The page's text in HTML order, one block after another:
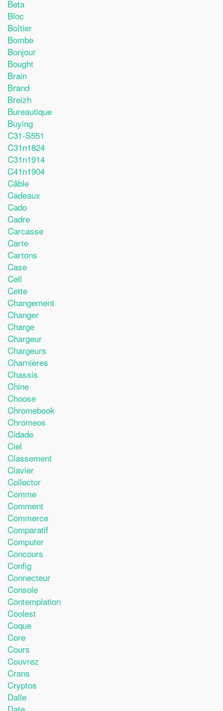
Beta
Bloc
Boîtier
Bombe
Bonjour
Bought
Brain
Brand
Breizh
Bureautique
Buying
C31-S551
C31n1824
C31n1914
C41n1904
Câble
Cadeaux
Cado
Cadre
Carcasse
Carte
Cartons
Case
Cell
Cette
Changement
Changer
Charge
Chargeur
Chargeurs
Charnières
Chassis
Chine
Choose
Chromebook
Chromeos
Cidade
Ciel
Classement
Clavier
Collector
Comme
Comment
Commerce
Comparatif
Computer
Concours
Config
Connecteur
Console
Contemplation
Coolest
Coque
Core
Cours
Couvrez
Crans
Cryptos
Dalle